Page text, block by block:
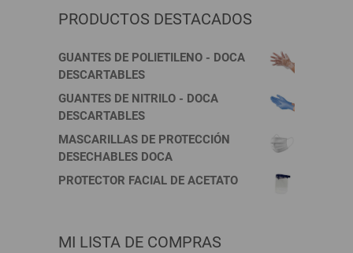
PRODUCTOS DESTACADOS
GUANTES DE POLIETILENO - DOCA
DESCARTABLES
GUANTES DE NITRILO - DOCA
DESCARTABLES
MASCARILLAS DE PROTECCIÓN
DESECHABLES DOCA
PROTECTOR FACIAL DE ACETATO
MI LISTA DE COMPRAS